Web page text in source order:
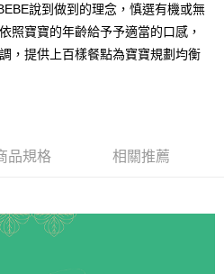
訂單成立後會自動跳轉到大哥付的交易
的期數、繳款截止日，確認付款後即完
額請依後續交易確認頁面所載為準。
交易或遇審核未通過，訂單將自動取
公司」（以下簡稱本公司）所提供，讓
用本公司帳單繳交帳款。
後才付款」的支付方式。 讓您購物簡單
、不需儲值。
後付」後，將跳轉至「AFTEE先享後付」
後，即可完成結帳。
款，方視為交易完成。
說到做到的理念，慎選有機或無
照寶寶的年齡給予予適當的口感，
，提供上百樣餐點為寶寶規劃均衡
品規格 相關推薦